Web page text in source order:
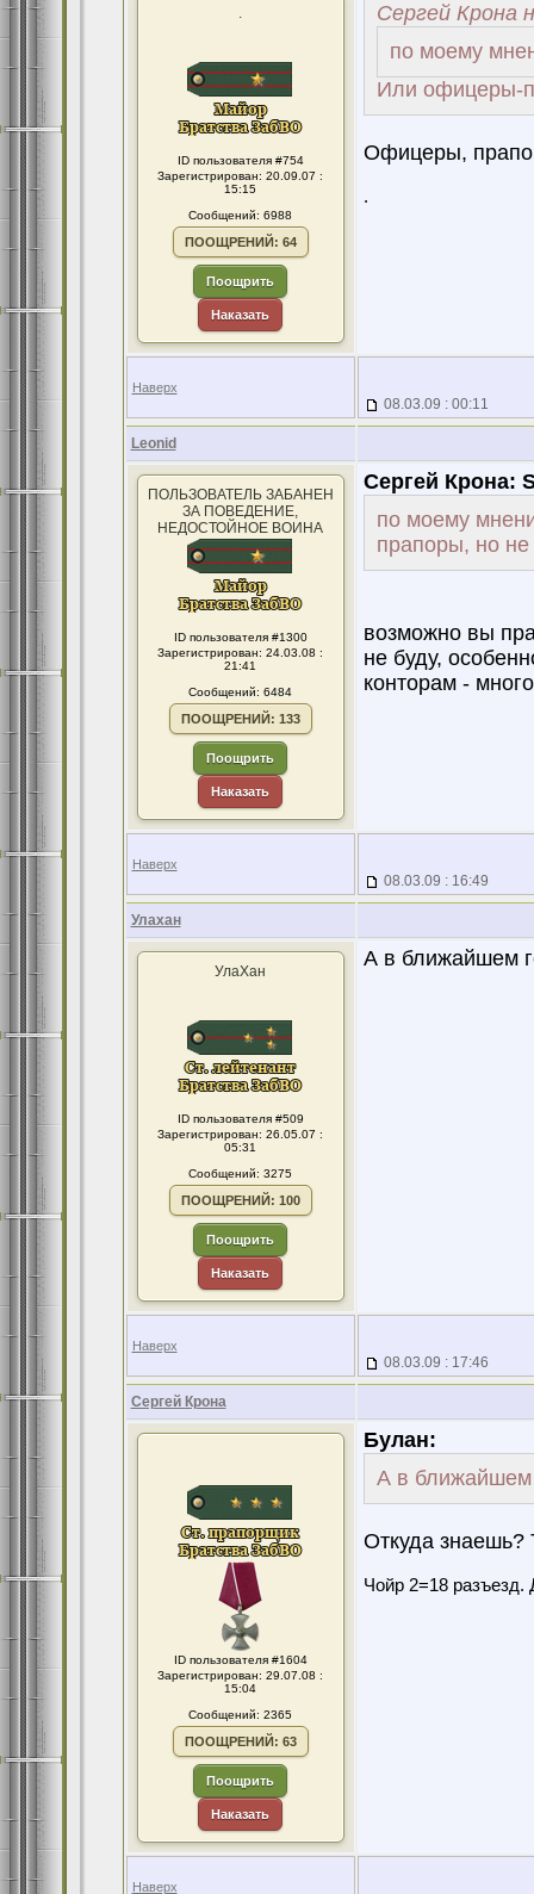
.
ID пользователя #754
Зарегистрирован: 20.09.07 :
15:15
Сообщений: 6988
ПООЩРЕНИЙ: 64
Поощрить
Наказать
Сергей Крона
по моему
Или офицеры-
Офицеры,
.
Наверх
08.03.09 : 00:11
Leonid
ПОЛЬЗОВАТЕЛЬ ЗАБАНЕН
ЗА ПОВЕДЕНИЕ,
НЕДОСТОЙНОЕ ВОИНА
ID пользователя #1300
Зарегистрирован: 24.03.08 :
21:41
Сообщений: 6484
ПООЩРЕНИЙ: 133
Поощрить
Наказать
Сергей Крона:
по моему
прапоры, но
возможно вы
не буду,
конторам -
Наверх
08.03.09 : 16:49
Улахан
УлаХан
ID пользователя #509
Зарегистрирован: 26.05.07 :
05:31
Сообщений: 3275
ПООЩРЕНИЙ: 100
Поощрить
Наказать
А в ближайшем
Наверх
08.03.09 : 17:46
Сергей Крона
ID пользователя #1604
Зарегистрирован: 29.07.08 :
15:04
Сообщений: 2365
ПООЩРЕНИЙ: 63
Поощрить
Наказать
Булан:
А в ближайшем
Откуда
Чойр 2=18
Наверх